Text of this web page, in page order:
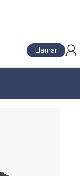
Llamar